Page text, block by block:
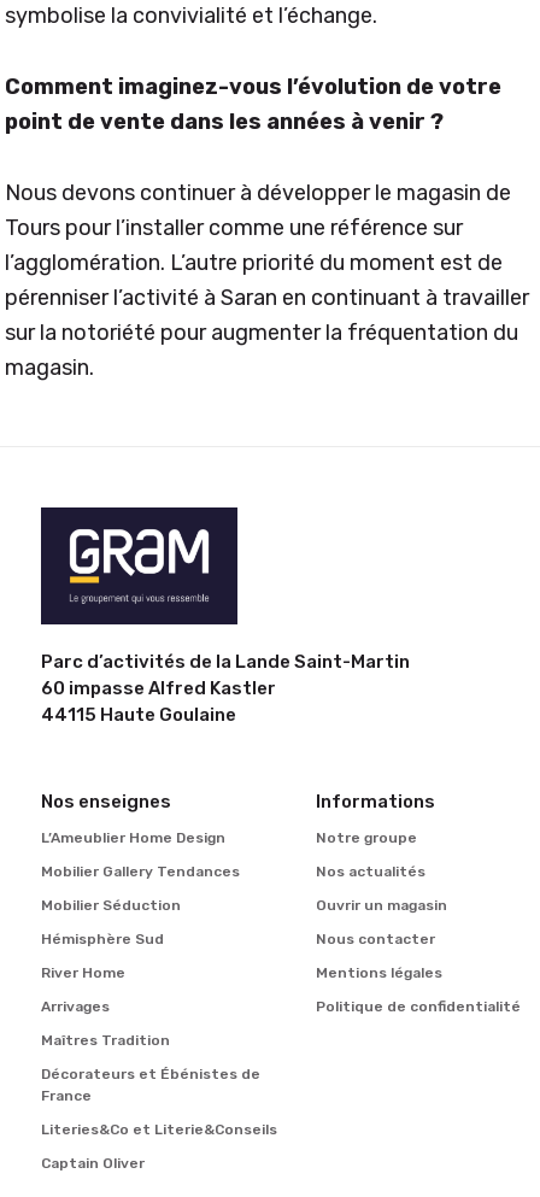
symbolise la convivialité et l’échange.
Comment imaginez-vous l’évolution de votre
point de vente dans les années à venir ?
Nous devons continuer à développer le magasin de
Tours pour l’installer comme une référence sur
l’agglomération. L’autre priorité du moment est de
pérenniser l’activité à Saran en continuant à travailler
sur la notoriété pour augmenter la fréquentation du
magasin.
Parc d’activités de la Lande Saint-Martin
60 impasse Alfred Kastler
44115 Haute Goulaine
Nos enseignes
L’Ameublier Home Design
Mobilier Gallery Tendances
Mobilier Séduction
Hémisphère Sud
River Home
Arrivages
Maîtres Tradition
Décorateurs et Ébénistes de
France
Literies&Co et Literie&Conseils
Captain Oliver
Informations
Notre groupe
Nos actualités
Ouvrir un magasin
Nous contacter
Mentions légales
Politique de confidentialité